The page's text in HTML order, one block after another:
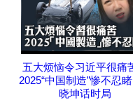
五大烦恼令习近平很痛
2025“中国制造”惨不忍
晓坤话时局